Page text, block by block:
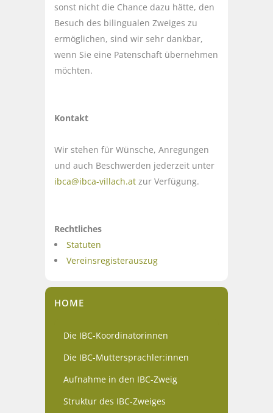
sonst nicht die Chance dazu hätte, den
Besuch des bilingualen Zweiges zu
ermöglichen, sind wir sehr dankbar,
wenn Sie eine Patenschaft übernehmen
möchten.
Kontakt
Wir stehen für Wünsche, Anregungen
und auch Beschwerden jederzeit unter
ibca@ibca-villach.at zur Verfügung.
Rechtliches
Statuten
Vereinsregisterauszug
HOME
Die IBC-Koordinatorinnen
Die IBC-Muttersprachler:innen
Aufnahme in den IBC-Zweig
Struktur des IBC-Zweiges